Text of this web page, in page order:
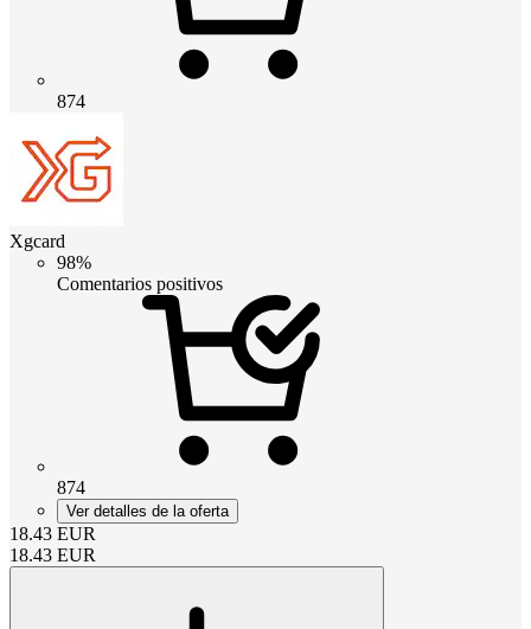
874
Xgcard
98%
Comentarios positivos
874
Ver detalles de la oferta
18.43 EUR
18.43 EUR